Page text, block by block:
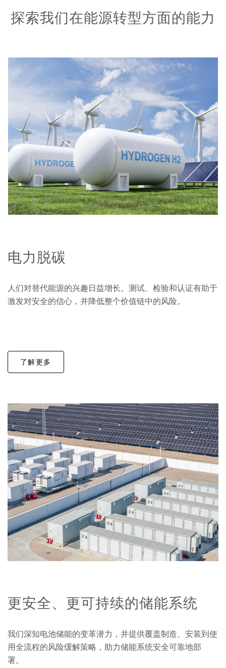
探索我们在能源转型方面的能力
电力脱碳
人们对替代能源的兴趣日益增长。测试、检验和认证有助于
激发对安全的信心，并降低整个价值链中的风险。
了解更多
更安全、更可持续的储能系统
我们深知电池储能的变革潜力，并提供覆盖制造、安装到使
用全流程的风险缓解策略，助力储能系统安全可靠地部
署。